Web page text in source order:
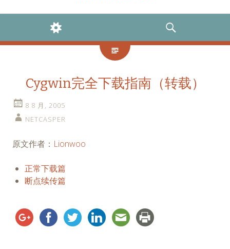
WIDGETS
SEARCH
Cygwin完全下载指南（转载）
8 8 月, 2005
NETCASPER
原文作者： Lionwoo
正常下载篇
断点续传篇